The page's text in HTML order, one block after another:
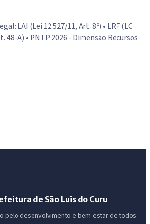
LAI (Lei 12.527/11, Art. 8º) • LRF (LC
48-A) • PNTP 2026 - Dimensão Recursos
de São Luis do Curu
pelo desenvolvimento e bem-estar de todos